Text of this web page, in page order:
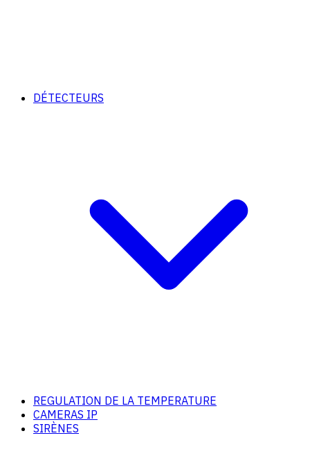
DÉTECTEURS
REGULATION DE LA TEMPERATURE
CAMERAS IP
SIRÈNES